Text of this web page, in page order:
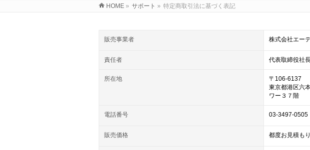
HOME » サポート » 特定商取引法に基づく表記
販売事業者 株式会社エー
責任者 代表取締役社
所在地
〒106-6137
東京都港区六
ワー３７階
電話番号 03-3497-0505
販売価格 都度お見積も